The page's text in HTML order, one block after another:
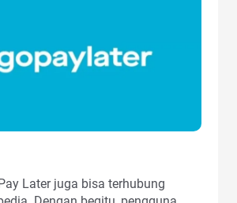
Later juga bisa terhubung